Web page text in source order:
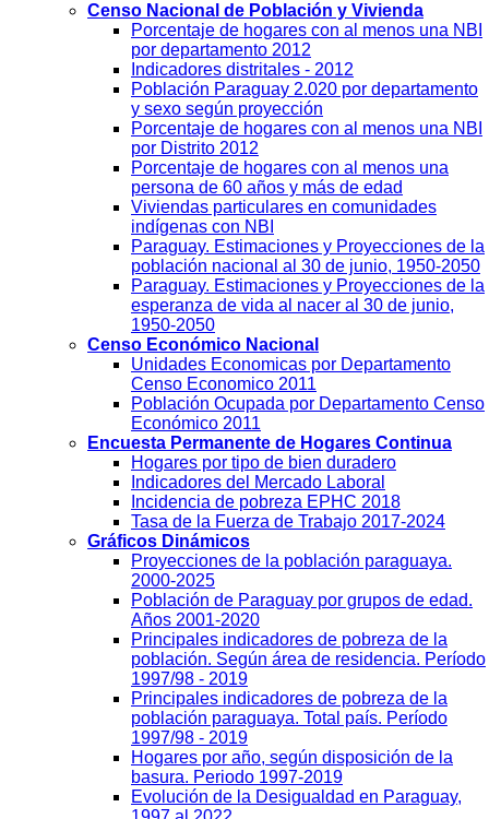
Censo Nacional de Población y Vivienda
Porcentaje de hogares con al menos una NBI
por departamento 2012
Indicadores distritales - 2012
Población Paraguay 2.020 por departamento
y sexo según proyección
Porcentaje de hogares con al menos una NBI
por Distrito 2012
Porcentaje de hogares con al menos una
persona de 60 años y más de edad
Viviendas particulares en comunidades
indígenas con NBI
Paraguay. Estimaciones y Proyecciones de la
población nacional al 30 de junio, 1950-2050
Paraguay. Estimaciones y Proyecciones de la
esperanza de vida al nacer al 30 de junio,
1950-2050
Censo Económico Nacional
Unidades Economicas por Departamento
Censo Economico 2011
Población Ocupada por Departamento Censo
Económico 2011
Encuesta Permanente de Hogares Continua
Hogares por tipo de bien duradero
Indicadores del Mercado Laboral
Incidencia de pobreza EPHC 2018
Tasa de la Fuerza de Trabajo 2017-2024
Gráficos Dinámicos
Proyecciones de la población paraguaya.
2000-2025
Población de Paraguay por grupos de edad.
Años 2001-2020
Principales indicadores de pobreza de la
población. Según área de residencia. Período
1997/98 - 2019
Principales indicadores de pobreza de la
población paraguaya. Total país. Período
1997/98 - 2019
Hogares por año, según disposición de la
basura. Periodo 1997-2019
Evolución de la Desigualdad en Paraguay,